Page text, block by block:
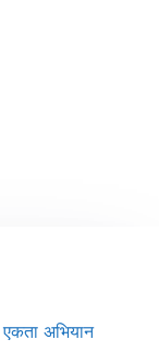
अभियान